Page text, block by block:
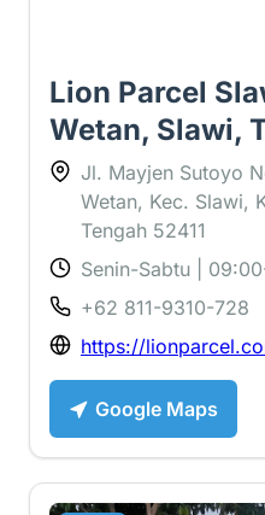
Lion Parcel
Wetan, Slawi,
Jl. Mayjen Sutoyo
Wetan, Kec. Slawi,
Tengah 52411
Senin-Sabtu |
+62 811-9310-728
https://
Google Maps